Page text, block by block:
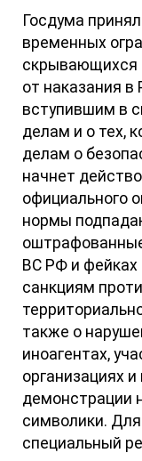
Госдума
временных
скрывающихся
от наказания в
вступившим в
делам и о тех,
делам о
начнет
официального
нормы
ВС РФ и фейках
санкциям
также о
иноагентах,
организациях
демонстрации
символики. Для
специальный